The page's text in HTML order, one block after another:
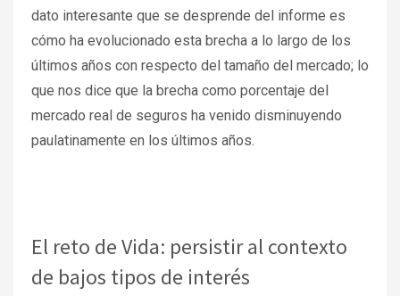
dato interesante que se desprende del informe es
cómo ha evolucionado esta brecha a lo largo de los
últimos años con respecto del tamaño del mercado; lo
que nos dice que la brecha como porcentaje del
mercado real de seguros ha venido disminuyendo
paulatinamente en los últimos años.
El reto de Vida: persistir al contexto
de bajos tipos de interés